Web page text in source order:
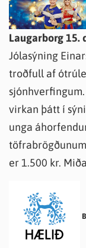
Laugarborg 15.
Jólasýning
troðfull af
virkan þátt í
unga
er 1.500 kr.